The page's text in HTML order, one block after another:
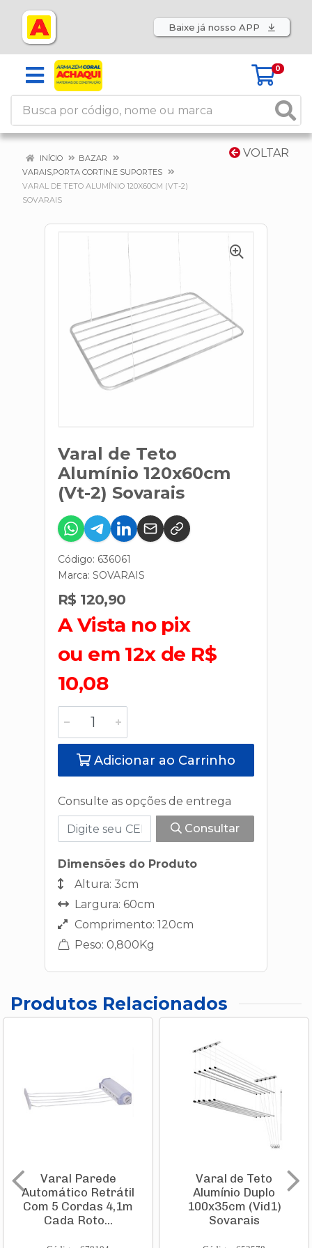
Baixe já nosso APP
0
VOLTAR
INÍCIO
BAZAR
VARAIS,PORTA CORTIN.E SUPORTES
VARAL DE TETO ALUMÍNIO 120X60CM (VT-2)
SOVARAIS
Varal de Teto
Alumínio 120x60cm
(Vt-2) Sovarais
Código: 636061
Marca: SOVARAIS
R$ 120,90
A Vista no pix
ou em 12x de R$
10,08
Adicionar ao Carrinho
Consulte as opções de entrega
Consultar
Dimensões do Produto
Altura: 3cm
Largura: 60cm
Comprimento: 120cm
Peso: 0,800Kg
Produtos Relacionados
Varal Parede
Automático Retrátil
Com 5 Cordas 4,1m
Cada Roto...
Varal de Teto
Alumínio Duplo
100x35cm (Vid1)
Sovarais